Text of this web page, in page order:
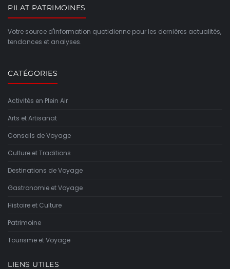
PILAT PATRIMOINES
Votre source d'information quotidienne pour les dernières actualités,
tendances et analyses.
CATÉGORIES
Activités en Plein Air
Arts et Artisanat
Conseils de Voyage
Culture et Traditions
Destinations de Voyage
Gastronomie et Voyage
Histoire et Culture
Patrimoine
Tourisme et Voyage
LIENS UTILES